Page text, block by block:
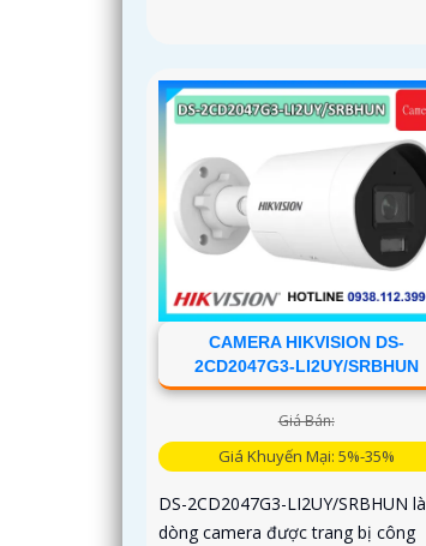
CAMERA HIKVISION DS-
2CD2047G3-LI2UY/SRBHUN
Giá Bán:
Giá Khuyến Mại: 5%-35%
DS-2CD2047G3-LI2UY/SRBHUN là
dòng camera được trang bị công